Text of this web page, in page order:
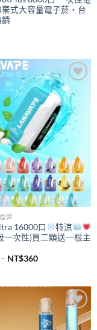
式大容量電子菸・台
Add to
wishlist
彈
16000口
特涼
一次性)買二顆送一根主
– NT$360價
NT$200
到
NT$360
Add to
wishlist